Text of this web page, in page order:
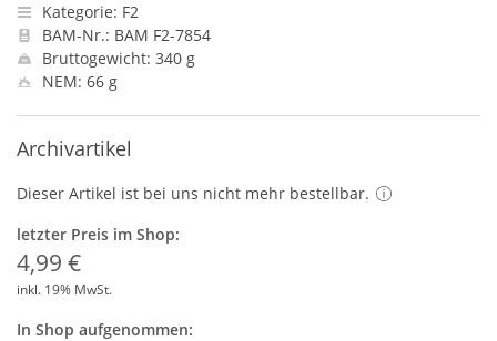
Kategorie: F2
BAM-Nr.: BAM F2-7854
Bruttogewicht: 340 g
NEM: 66 g
Archivartikel
Dieser Artikel ist bei uns nicht mehr bestellbar.
letzter Preis im Shop:
4,99 €
inkl. 19% MwSt.
In Shop aufgenommen: